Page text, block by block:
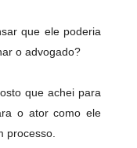
que ele poderia
o advogado?
que achei para
o ator como ele
processo.